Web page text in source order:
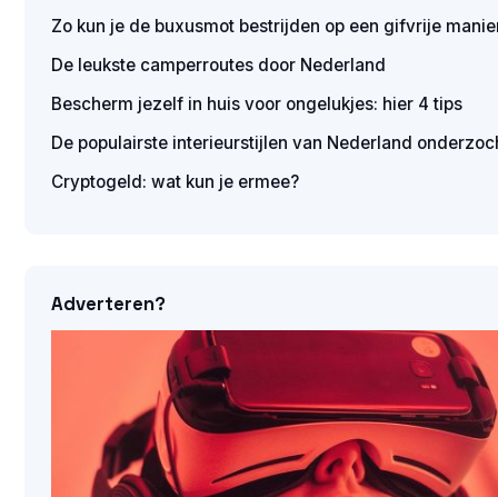
Zo kun je de buxusmot bestrijden op een gifvrije
De leukste camperroutes door Nederland
Bescherm jezelf in huis voor ongelukjes: hier 4 tips
De populairste interieurstijlen van Nederland
Cryptogeld: wat kun je ermee?
Adverteren?